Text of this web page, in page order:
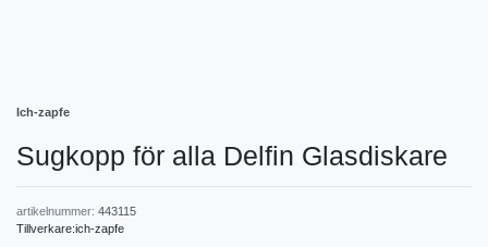
Ich-zapfe
Sugkopp för alla Delfin Glasdiskare
artikelnummer: 443115
Tillverkare:ich-zapfe